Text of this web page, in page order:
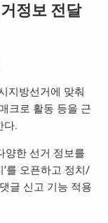
정보 전달
지방선거에 맞춰
크로 활동 등을 근
다.
양한 선거 정보를
를 오픈하고 정치/
글 신고 기능 적용